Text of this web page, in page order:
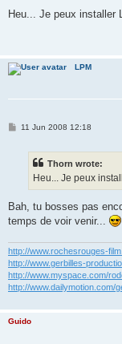
s
Heu... Je peux installer
LPM
P11 Jun 2008 12:18
Thorn wrote:
Heu... Je peux
Bah, tu bosses pas
temps de voir venir...
http://www.rochesrouges-
http://www.gerbilles-
http://www.myspace.com/
http://www.dailymotion.com/
Guido